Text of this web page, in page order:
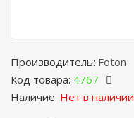
Производитель: Foton
Код товара: 4767
Наличие: Нет в наличии